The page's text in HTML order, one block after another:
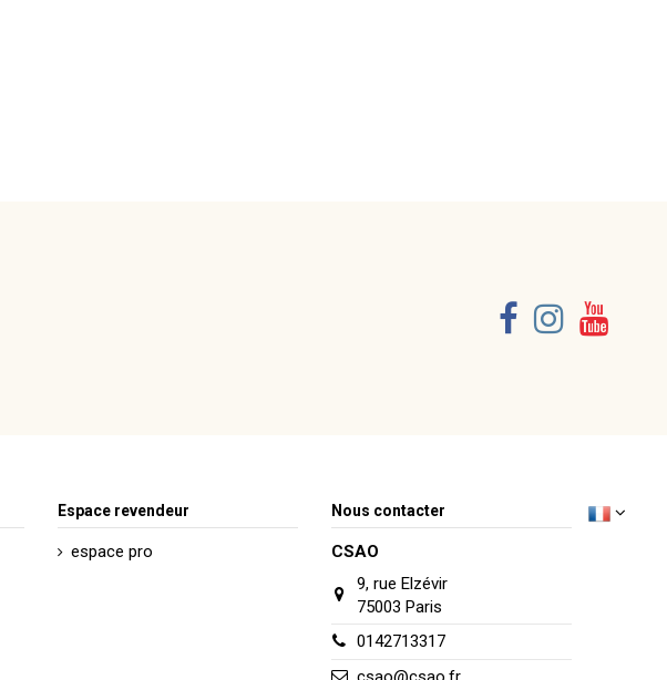
Espace revendeur
espace pro
Nous contacter
CSAO
9, rue Elzévir
75003 Paris
0142713317